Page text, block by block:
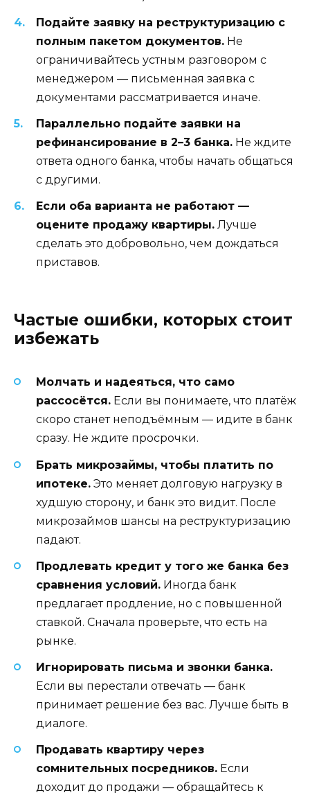
Подайте заявку на реструктуризацию с
полным пакетом документов. Не
ограничивайтесь устным разговором с
менеджером — письменная заявка с
документами рассматривается иначе.
Параллельно подайте заявки на
рефинансирование в 2–3 банка. Не ждите
ответа одного банка, чтобы начать общаться
с другими.
Если оба варианта не работают —
оцените продажу квартиры. Лучше
сделать это добровольно, чем дождаться
приставов.
Частые ошибки, которых стоит
избежать
Молчать и надеяться, что само
рассосётся. Если вы понимаете, что платёж
скоро станет неподъёмным — идите в банк
сразу. Не ждите просрочки.
Брать микрозаймы, чтобы платить по
ипотеке. Это меняет долговую нагрузку в
худшую сторону, и банк это видит. После
микрозаймов шансы на реструктуризацию
падают.
Продлевать кредит у того же банка без
сравнения условий. Иногда банк
предлагает продление, но с повышенной
ставкой. Сначала проверьте, что есть на
рынке.
Игнорировать письма и звонки банка.
Если вы перестали отвечать — банк
принимает решение без вас. Лучше быть в
диалоге.
Продавать квартиру через
сомнительных посредников. Если
доходит до продажи — обращайтесь к